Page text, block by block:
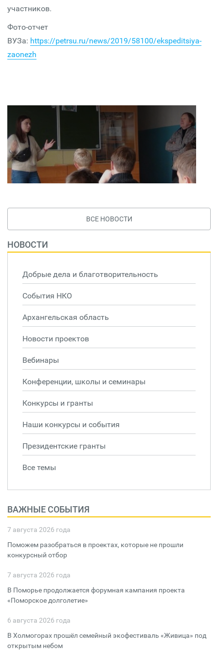
участников.
Фото-отчет
ВУЗа: https://petrsu.ru/news/2019/58100/ekspeditsiya-
zaonezh
ВСЕ НОВОСТИ
НОВОСТИ
Добрые дела и благотворительность
События НКО
Архангельская область
Новости проектов
Вебинары
Конференции, школы и семинары
Конкурсы и гранты
Наши конкурсы и события
Президентские гранты
Все темы
ВАЖНЫЕ СОБЫТИЯ
7 августа 2026 года
Поможем разобраться в проектах, которые не прошли
конкурсный отбор
7 августа 2026 года
В Поморье продолжается форумная кампания проекта
«Поморское долголетие»
6 августа 2026 года
В Холмогорах прошёл семейный экофестиваль «Живица» под
открытым небом